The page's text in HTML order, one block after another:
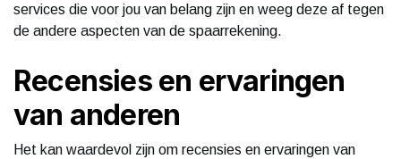
services die voor jou van belang zijn en weeg deze af tegen
de andere aspecten van de spaarrekening.
Recensies en ervaringen
van anderen
Het kan waardevol zijn om recensies en ervaringen van